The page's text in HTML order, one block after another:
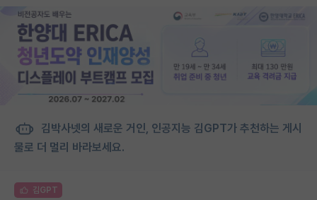
김박사넷의 새로운 거인, 인공지능 김GPT가 추천하는 게시
물로 더 멀리 바라보세요.
김GPT